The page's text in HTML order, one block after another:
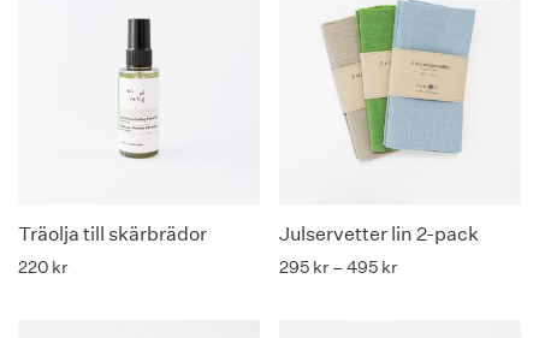
Träolja till skärbrädor
220 kr
Julservetter lin 2-pack
295 kr –495 krPrisintervall: 295